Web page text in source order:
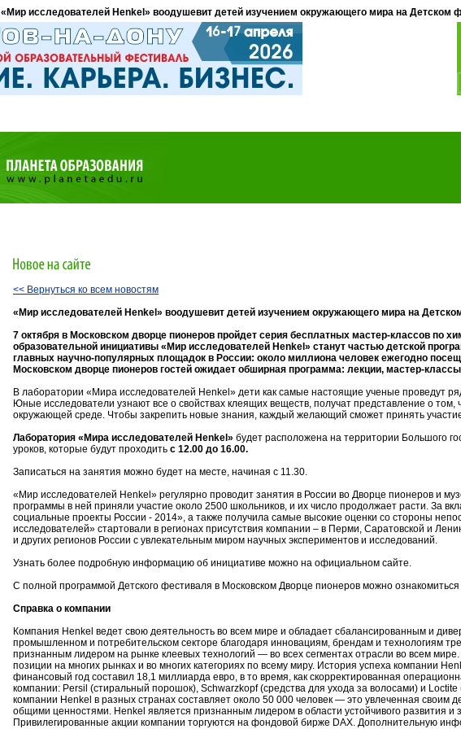
«Мир исследователей Henkel» воодушевит детей изучением окружающего мира на Детском
<< Вернуться ко всем новостям
«Мир исследователей Henkel» воодушевит детей изучением окружающего мира на
7 октября в Московском дворце пионеров пройдет серия бесплатных мастер-классов по
образовательной инициативы «Мир исследователей Henkel» станут частью детской
главных научно-популярных площадок в России: около миллиона человек ежегодно
Московском дворце пионеров гостей ожидает обширная программа: лекции, мастер-
В лаборатории «Мира исследователей Henkel» дети как самые настоящие ученые проведут
Юные исследователи узнают все о свойствах клеящих веществ, получат представление о
окружающей среде. Чтобы закрепить новые знания, каждый желающий сможет принять
Лаборатория «Мира исследователей Henkel» будет расположена на территории Большого
уроков, которые будут проходить с 12.00 до 16.00.
Записаться на занятия можно будет на месте, начиная с 11.30.
«Мир исследователей Henkel» регулярно проводит занятия в России во Дворце пионеров и
программы в ней приняли участие около 2500 школьников, и их число продолжает расти. За
социальные проекты России - 2014», а также получила самые высокие оценки со стороны
исследователей» стартовали в регионах присутствия компании – в Перми, Саратовской и
и других регионов России с увлекательным миром научных экспериментов и исследований.
Узнать более подробную информацию об инициативе можно на официальном сайте.
С полной программой Детского фестиваля в Московском Дворце пионеров можно ознакомиться
Справка о компании
Компания Henkel ведет свою деятельность во всем мире и обладает сбалансированным и
промышленном и потребительском секторе благодаря инновациям, брендам и технологиям
признанным лидером на рынке клеевых технологий — во всех сегментах отрасли во всем
позиции на многих рынках и во многих категориях по всему миру. История успеха компании
финансовый год составил 18,1 миллиарда евро, в то время, как скорректированная
компании: Persil (стиральный порошок), Schwarzkopf (средства для ухода за волосами) и
компании Henkel в разных странах составляет около 50 000 человек — это увлеченная
общими ценностями. Henkel является признанным лидером в области устойчивого развития
Привилегированные акции компании торгуются на фондовой бирже DAX. Дополнительную